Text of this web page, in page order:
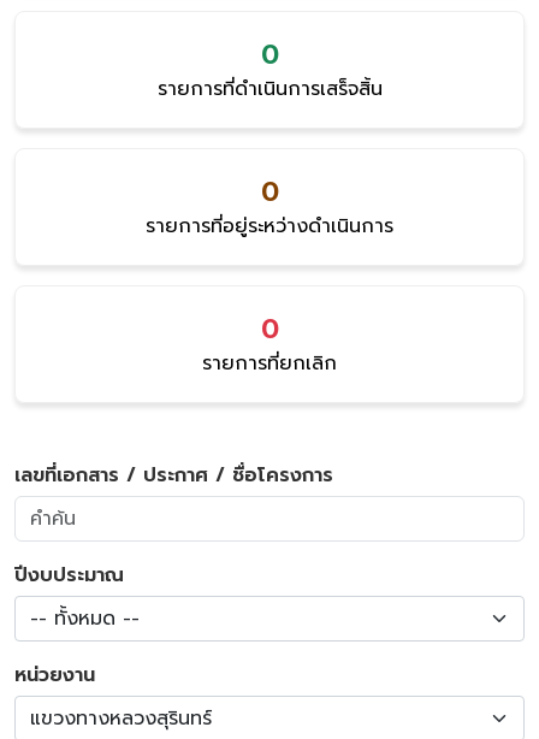
0
รายการที่ดำเนินการเสร็จสิ้น
0
รายการที่อยู่ระหว่างดำเนินการ
0
รายการที่ยกเลิก
เลขที่เอกสาร / ประกาศ / ชื่อโครงการ
ปีงบประมาณ
-- ทั้งหมด --
หน่วยงาน
แขวงทางหลวงสุรินทร์